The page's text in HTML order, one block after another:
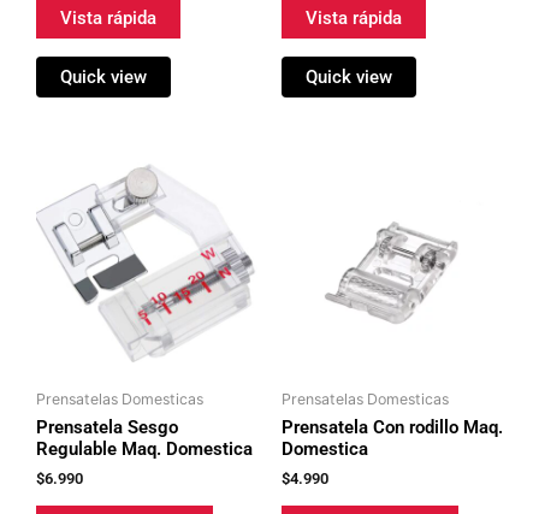
Vista rápida
Quick view
Vista rápida
Quick view
Prensatelas Domesticas
Prensatela Sesgo
Regulable Maq. Domestica
$6.990
Prensatelas Domesticas
Prensatela Con rodillo Maq.
Domestica
$4.990